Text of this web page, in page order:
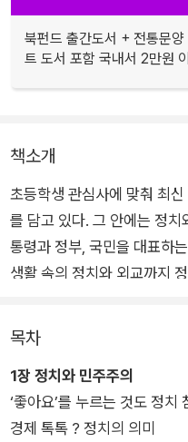
북펀드 출간도서 + 전통문
트 도서 포함 국내서 2만원
책소개
초등학생 관심사에 맞춰 최
를 담고 있다. 그 안에는 정치
통령과 정부, 국민을 대표하
생활 속의 정치와 외교까지
현장에서 아이들과 함께 생
숙한지를 누구보다 잘 아는
서 따뜻한 시선과 명쾌한 설
라가다 보면 핵심을 한눈에
목차
1장 정치와 민주주의
‘좋아요’를 누르는 것도 정치
경제 톡톡 ? 정치의 의미